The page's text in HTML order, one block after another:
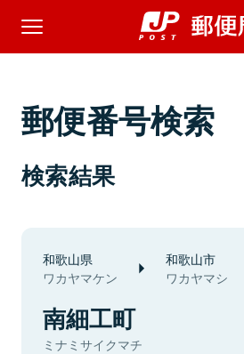
郵便番号検索
検索結果
和歌山県
ワカヤマケン
和歌山市
ワカヤマシ
南細工町
ミナミサイクマチ